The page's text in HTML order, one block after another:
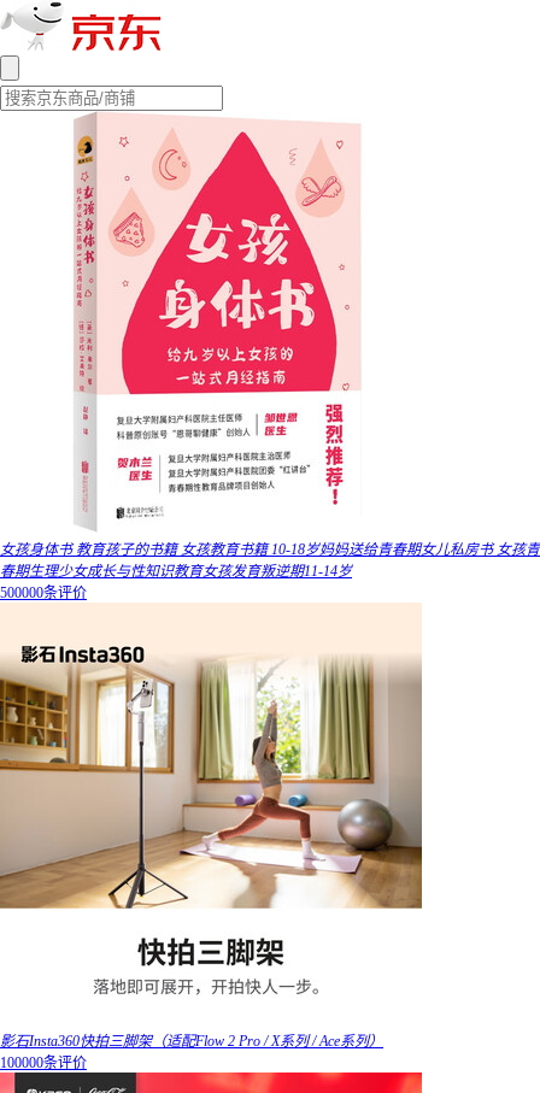
女孩身体书 教育孩子的书籍 女孩教育书籍 10-18岁妈妈送给青春期女儿私房书 女孩青
春期生理少女成长与性知识教育女孩发育叛逆期11-14岁
500000条评价
影石Insta360快拍三脚架（适配Flow 2 Pro / X系列 / Ace系列）
100000条评价